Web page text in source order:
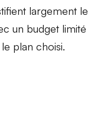
largement le
un budget limité
plan choisi.